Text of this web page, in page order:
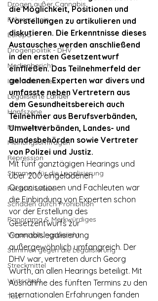
Drogen außer Cannabis
Führerschein
Europa
Drogenpolitik - DHV
Medienbericht
Internationales
Legalisierte Länder
Hanfszene
Mitmachen!
Meinungsumfragen
Repression
Stimmen für die Legalisierung
Recht & Urteile
Schäden durch Prohibition
Panorama & Merkwürdiges
Veranstaltungsbericht
Stimmen gegen die Legalisierung
Streckmittel
Wirtschaft
Test
die Möglichkeit, Positionen und
Vorstellungen zu artikulieren und
diskutieren. Die Erkenntnisse dieses
Austausches werden anschließend
in den ersten Gesetzentwurf
einfließen. Das Teilnehmerfeld der
geladenen Experten war divers und
umfasste neben Vertretern aus
dem Gesundheitsbereich auch
Teilnehmer aus Berufsverbänden,
Umweltverbänden, Landes- und
Bundesbehörden sowie Vertreter
von Polizei und Justiz.
Mit fünf ganztägigen Hearings und
über 200 eingeladenen
Organisationen und Fachleuten war
die Einbindung von Experten schon
vor der Erstellung des
Gesetzentwurfs zur
Cannabislegalisierung
außergewöhnlich umfangreich. Der
DHV war, vertreten durch Georg
Wurth, an allen Hearings beteiligt. Mit
Ausnahme des fünften Termins zu den
internationalen Erfahrungen fanden